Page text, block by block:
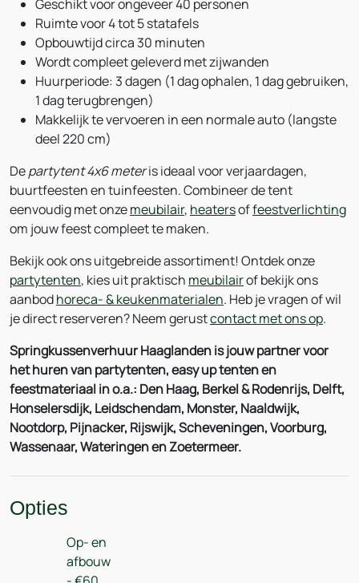
Geschikt voor ongeveer 40 personen
Ruimte voor 4 tot 5 statafels
Opbouwtijd circa 30 minuten
Wordt compleet geleverd met zijwanden
Huurperiode: 3 dagen (1 dag ophalen, 1 dag gebruiken,
1 dag terugbrengen)
Makkelijk te vervoeren in een normale auto (langste
deel 220 cm)
Departytent 4x6 meteris ideaal voor verjaardagen,
buurtfeesten en tuinfeesten. Combineer de tent
eenvoudig met onzemeubilair, heatersoffeestverlichting
om jouw feest compleet te maken.
Bekijk ook ons uitgebreide assortiment! Ontdek onze
partytenten, kies uit praktisch meubilairof bekijk ons
aanbodhoreca- & keukenmaterialen. Heb je vragen of wil
je direct reserveren? Neem gerustcontact met ons op.
Springkussenverhuur Haaglanden is jouw partner voor
het huren van partytenten, easy up tenten en
feestmateriaal in o.a.: Den Haag, Berkel & Rodenrijs, Delft,
Honselersdijk, Leidschendam, Monster, Naaldwijk,
Nootdorp, Pijnacker, Rijswijk, Scheveningen, Voorburg,
Wassenaar, Wateringen en Zoetermeer.
Opties
Op- en
afbouw